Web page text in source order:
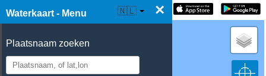
Waterkaart - Menu ×
Plaatsnaam zoeken
☰ Waterkaart Live 🇳🇱